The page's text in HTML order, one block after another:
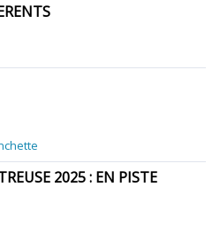
2025 : EN PISTE